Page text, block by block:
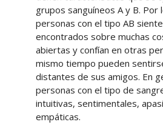
grupos sanguíneos A y B. Por
personas con el tipo AB
encontrados sobre muchas
abiertas y confían en otras
mismo tiempo pueden
distantes de sus amigos. En
personas con el tipo de
intuitivas, sentimentales,
empáticas.